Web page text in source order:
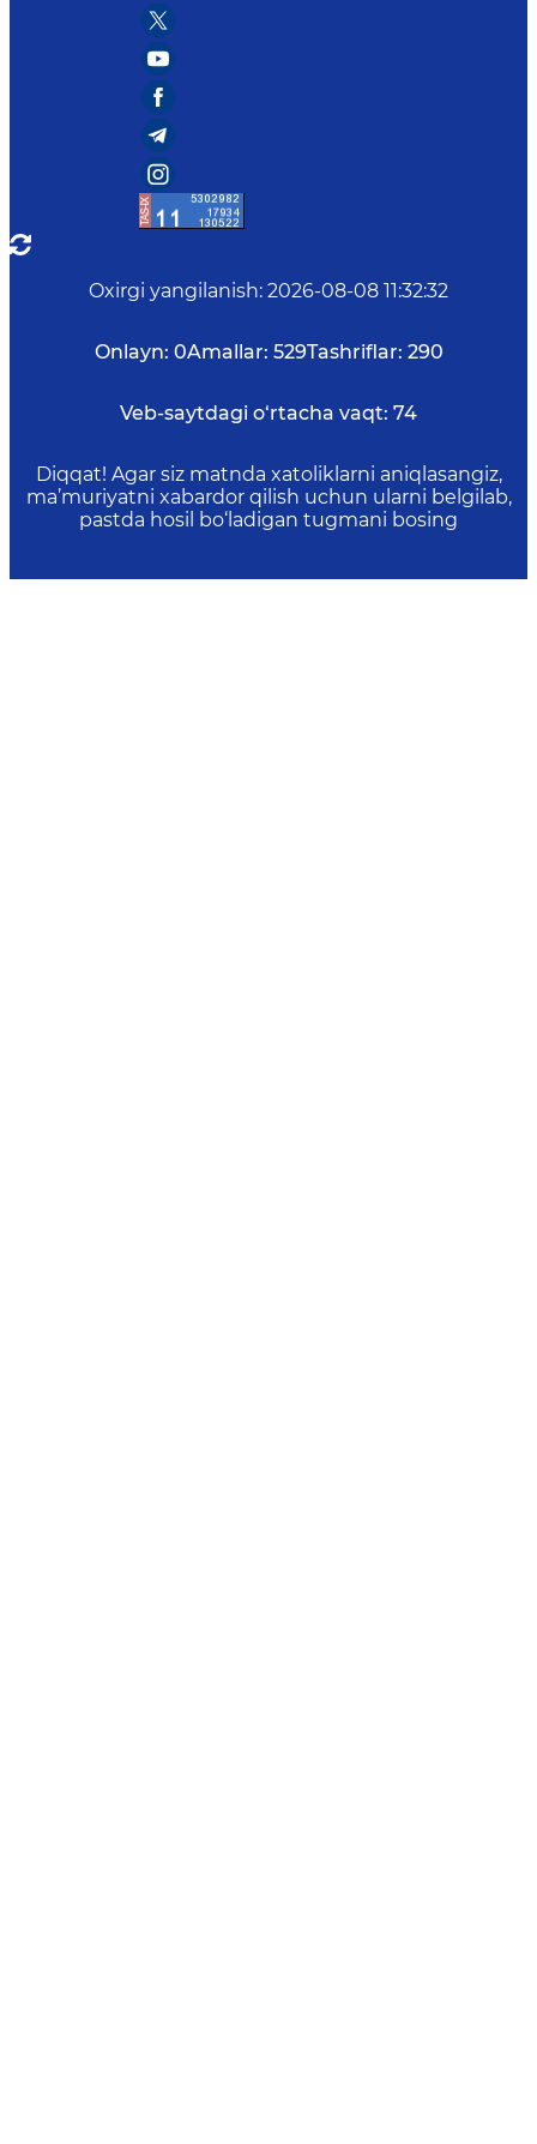
Oxirgi yangilanish: 2026-08-08 11:32:32
Onlayn: 0Amallar: 529Tashriflar: 290
Veb-saytdagi o‘rtacha vaqt: 74
Diqqat! Agar siz matnda xatoliklarni aniqlasangiz,
ma’muriyatni xabardor qilish uchun ularni belgilab,
pastda hosil bo‘ladigan tugmani bosing